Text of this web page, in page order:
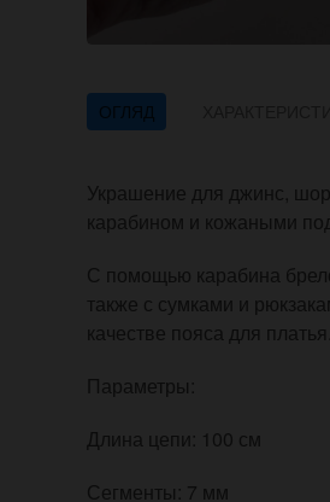
ОГЛЯД
Украшение для джинс,
карабином и кожаными
С помощью карабина
также с сумками и
качестве пояса для платья.
Параметры:
Длина цепи: 100 см
Сегменты: 7 мм